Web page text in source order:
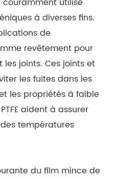
à diverses fins.
de
revêtement pour
joints. Ces joints et
les fuites dans les
les propriétés à faible
aident à assurer
températures
du film mince de